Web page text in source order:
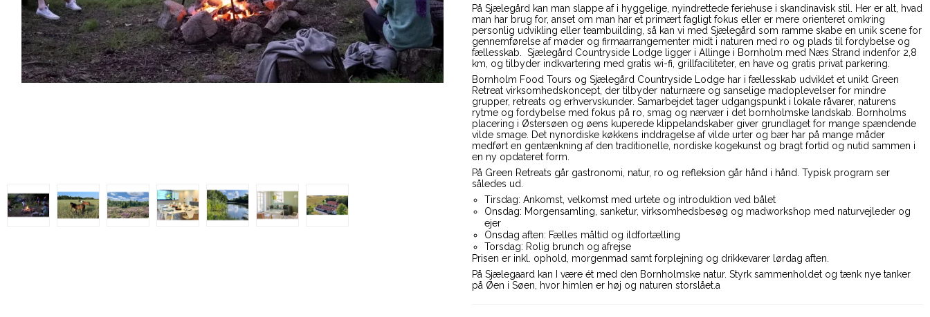
På Sjælegård kan man slappe af i hyggelige, nyindrettede feriehuse i skandinavisk stil. Her er alt, hvad
man har brug for, anset om man har et primært fagligt fokus eller er mere orienteret omkring
personlig udvikling eller teambuilding, så kan vi med Sjælegård som ramme skabe en unik scene for
gennemførelse af møder og firmaarrangementer midt i naturen med ro og plads til fordybelse og
fællesskab. Sjælegård Countryside Lodge ligger i Allinge i Bornholm med Næs Strand indenfor 2,8
km, og tilbyder indkvartering med gratis wi-fi, grillfaciliteter, en have og gratis privat parkering.
Bornholm Food Tours og Sjælegård Countryside Lodge har i fællesskab udviklet et unikt Green
Retreat virksomhedskoncept, der tilbyder naturnære og sanselige madoplevelser for mindre
grupper, retreats og erhvervskunder. Samarbejdet tager udgangspunkt i lokale råvarer, naturens
rytme og fordybelse med fokus på ro, smag og nærvær i det bornholmske landskab. Bornholms
placering i Østersøen og øens kuperede klippelandskaber giver grundlaget for mange spændende
vilde smage. Det nynordiske køkkens inddragelse af vilde urter og bær har på mange måder
medført en gentænkning af den traditionelle, nordiske kogekunst og bragt fortid og nutid sammen i
en ny opdateret form.
På Green Retreats går gastronomi, natur, ro og refleksion går hånd i hånd. Typisk program ser
således ud.
Tirsdag: Ankomst, velkomst med urtete og introduktion ved bålet
Onsdag: Morgensamling, sanketur, virksomhedsbesøg og madworkshop med naturvejleder og
ejer
Onsdag aften: Fælles måltid og ildfortælling
Torsdag: Rolig brunch og afrejse
Prisen er inkl. ophold, morgenmad samt forplejning og drikkevarer lørdag aften.
På Sjælegaard kan I være ét med den Bornholmske natur. Styrk sammenholdet og tænk nye tanker
på Øen i Søen, hvor himlen er høj og naturen storslået.a